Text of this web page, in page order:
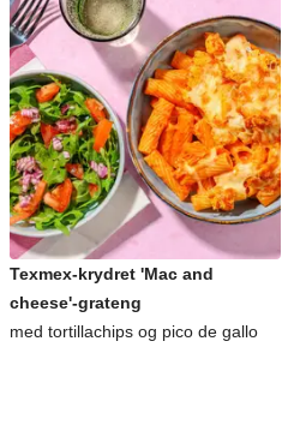
Texmex-krydret 'Mac and
cheese'-grateng
med tortillachips og pico de gallo